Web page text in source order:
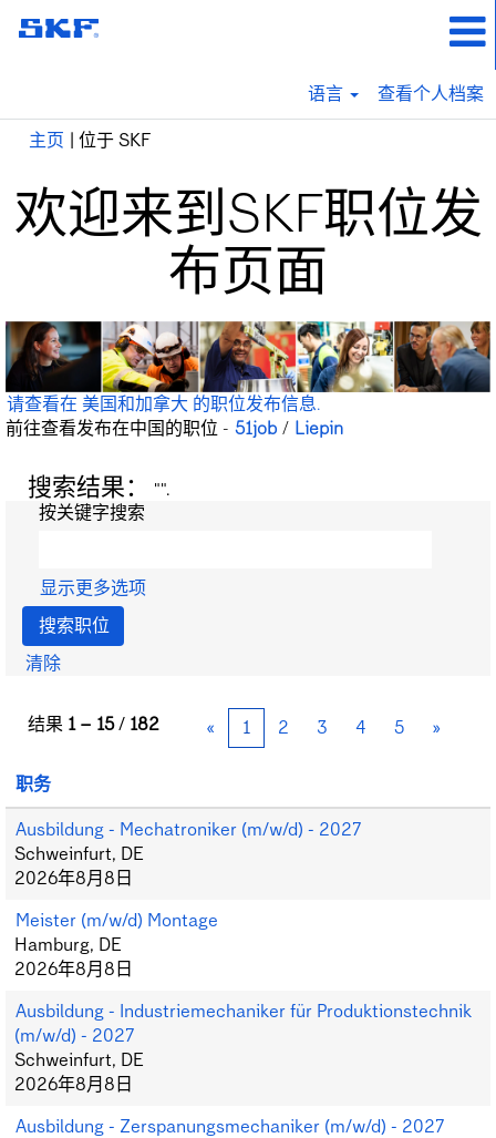
语言 查看个人档案
主页 | 位于 SKF（当
页
面）
欢迎来到SKF职位发
布页面
请查看在 美国和加拿大 的职位发布信息.
前往查看发布在中国的职位 - 51job / Liepin
搜索结果：
"".
按关键字搜索
显示更多选项
清除
结果 1 – 15/ 182 « 1 2 3 4 5 »
职务
Ausbildung - Mechatroniker (m/w/d) - 2027
Schweinfurt, DE
2026年8月8日
Meister (m/w/d) Montage
Hamburg, DE
2026年8月8日
Ausbildung - Industriemechaniker für Produktionstechnik
(m/w/d) - 2027
Schweinfurt, DE
2026年8月8日
Ausbildung - Zerspanungsmechaniker (m/w/d) - 2027